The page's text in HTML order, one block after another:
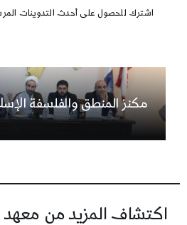
اشترك للحصول على أحدث التدوينات
مكنز المنطق والفلسفة
اكتشاف المزيد من معهد